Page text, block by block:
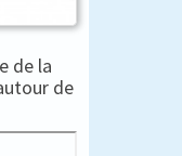
de la
de